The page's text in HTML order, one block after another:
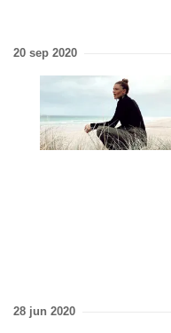
20 sep 2020
28 jun 2020